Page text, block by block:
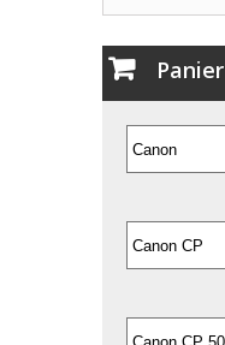
Panier